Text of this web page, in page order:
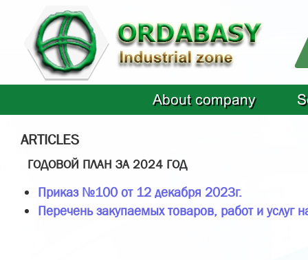
About company
ARTICLES
ГОДОВОЙ ПЛАН ЗА 2024 ГОД
Приказ №100 от 12 декабря 2023г.
Перечень закупаемых товаров, работ и услуг